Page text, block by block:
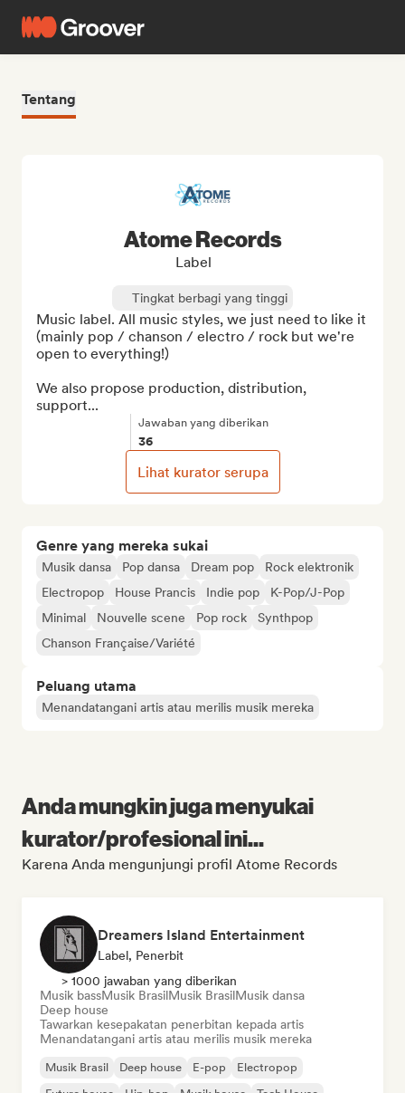
Tentang
Genre yang mereka sukai
Musik dansa Pop dansa Dream pop
Rock elektronik
Electropop
House Prancis Indie pop
K-Pop/J-Pop
Minimal
Nouvelle scene Pop rock
Synthpop
Chanson Française/Variété
Peluang utama
Menandatangani artis atau merilis musik mereka
Atome Records
Label
Tingkat berbagi yang tinggi
Music label. All music styles, we just need to like it
(mainly pop / chanson / electro / rock but we're
open to everything!)
We also propose production, distribution,
support...
Jawaban yang diberikan
36
Lihat kurator serupa
Anda mungkin juga menyukai
kurator/profesional ini...
Karena Anda mengunjungi profil Atome Records
Dreamers Island Entertainment
Label, Penerbit
> 1000 jawaban yang diberikan
Musik bassMusik BrasilMusik BrasilMusik dansa
Deep house
Tawarkan kesepakatan penerbitan kepada artis
Menandatangani artis atau merilis musik mereka
Musik Brasil Deep house E-pop
Electropop